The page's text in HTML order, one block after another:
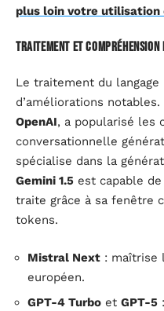
plus loin votre
Traitement et
Le traitement du langage
d’améliorations notables.
OpenAI, a popularisé les
conversationnelle
spécialise dans la
Gemini 1.5 est capable
traite grâce à sa fenêtre
tokens.
Mistral Next : maîtrise
européen.
GPT-4 Turbo et GPT-5